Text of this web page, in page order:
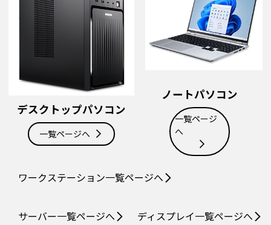
デスクトップパソコン
一覧ページへ
ノートパソコン
一覧ページ
へ
ワークステーション一覧ページへ
サーバー一覧ページへ ディスプレイ一覧ページへ